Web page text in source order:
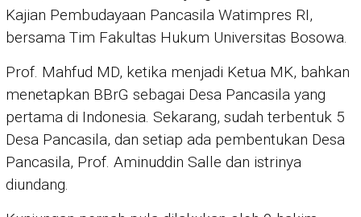
Kajian Pembudayaan Pancasila Watimpres RI,
bersama Tim Fakultas Hukum Universitas Bosowa.
Prof. Mahfud MD, ketika menjadi Ketua MK, bahkan
menetapkan BBrG sebagai Desa Pancasila yang
pertama di Indonesia. Sekarang, sudah terbentuk 5
Desa Pancasila, dan setiap ada pembentukan Desa
Pancasila, Prof. Aminuddin Salle dan istrinya
diundang.